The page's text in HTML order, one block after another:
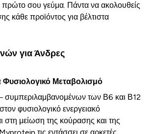
πρώτο σου γεύμα. Πάντα να ακολουθείς
κάθε προϊόντος για βέλτιστα
για Άνδρες
Φυσιολογικό Μεταβολισμό
συμπεριλαμβανομένων των Β6 και Β12
φυσιολογικό ενεργειακό
στη μείωση της κούρασης και της
τις εντάσσει σε αρκετές